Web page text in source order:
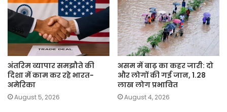
अंतरिम व्यापार समझौते की
दिशा में काम कर रहे भारत-
अमेरिका
August 5, 2026
असम में बाढ़ का कहर जारी: दो
और लोगों की गई जान, 1.28
लाख लोग प्रभावित
August 4, 2026